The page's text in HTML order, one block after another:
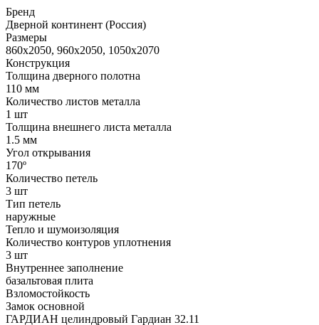
Бренд
Дверной континент (Россия)
Размеры
860x2050, 960x2050, 1050x2070
Конструкция
Толщина дверного полотна
110 мм
Количество листов металла
1 шт
Толщина внешнего листа металла
1.5 мм
Угол открывания
170º
Количество петель
3 шт
Тип петель
наружные
Тепло и шумоизоляция
Количество контуров уплотнения
3 шт
Внутреннее заполнение
базальтовая плита
Взломостойкость
Замок основной
ГАРДИАН целиндровый Гардиан 32.11